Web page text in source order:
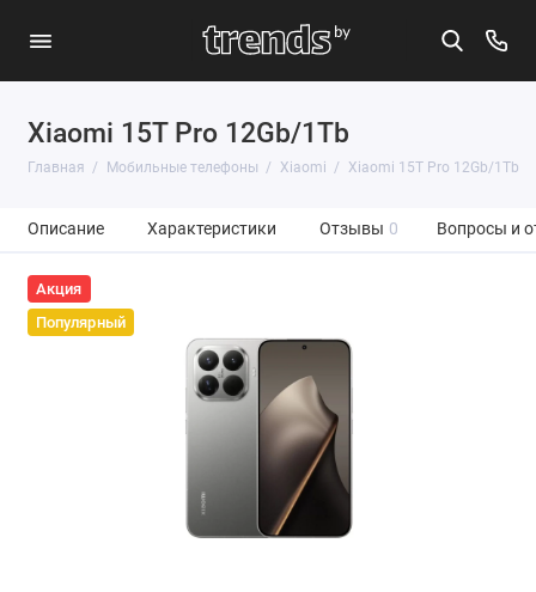
Xiaomi 15T Pro 12Gb/1Tb
Главная Мобильные телефоны Xiaomi Xiaomi 15T Pro 12Gb/1Tb
Описание Характеристики Отзывы 0 Вопросы и
Акция
Популярный